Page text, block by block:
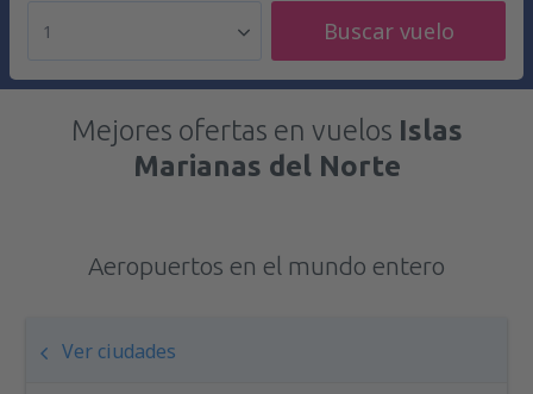
1 Buscar vuelo
Mejores ofertas en vuelos Islas
Marianas del Norte
Aeropuertos en el mundo entero
Ver ciudades